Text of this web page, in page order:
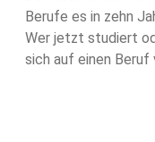
Berufe es in zehn
Wer jetzt studiert
sich auf einen Beruf